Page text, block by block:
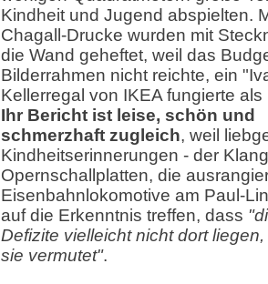
Kindheit und Jugend abspielten.
Chagall-Drucke wurden mit
die Wand geheftet, weil das
Bilderrahmen nicht reichte, ein
Kellerregal von IKEA fungierte als
Ihr Bericht ist leise, schön und
schmerzhaft zugleich, weil
Kindheitserinnerungen - der
Opernschallplatten, die
Eisenbahnlokomotive am Paul-
auf die Erkenntnis treffen, dass
Defizite vielleicht nicht dort
sie vermutet".